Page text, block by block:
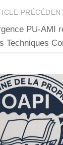
PU-AMI
Techniques